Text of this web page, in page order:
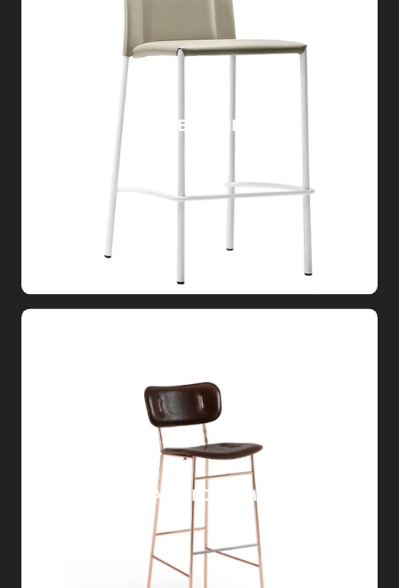
SGABELLO SILVY
SGABELLO PIUMA